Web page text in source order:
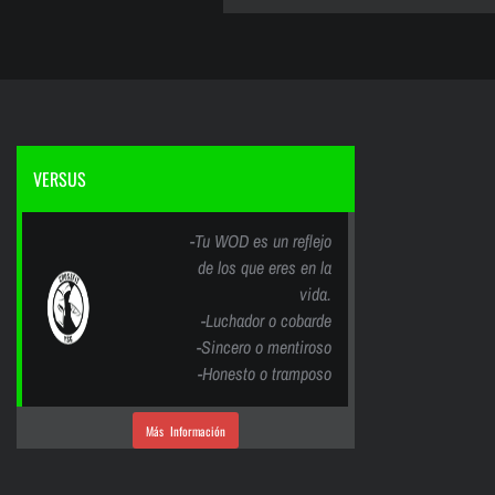
VERSUS
-Tu WOD es un reflejo
de los que eres en la
vida.
-Luchador o cobarde
-Sincero o mentiroso
-Honesto o tramposo
Más Información